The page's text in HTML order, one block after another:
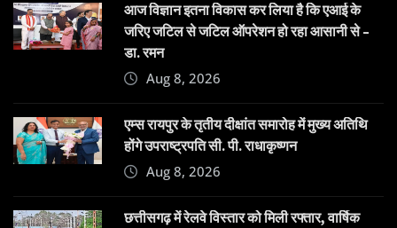
आज विज्ञान इतना विकास कर लिया है कि एआई के
जरिए जटिल से जटिल ऑपरेशन हो रहा आसानी से –
डा. रमन
Aug 8, 2026
एम्स रायपुर के तृतीय दीक्षांत समारोह में मुख्य अतिथि
होंगे उपराष्ट्रपति सी. पी. राधाकृष्णन
Aug 8, 2026
छत्तीसगढ़ में रेलवे विस्तार को मिली रफ्तार, वार्षिक